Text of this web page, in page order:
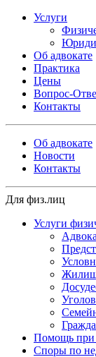
Услуги
Об адвокате
Практика
Цены
Вопрос-
Контакты
Об адвокате
Новости
Контакты
Для физ.лиц
Услуги
Помощь
Споры по